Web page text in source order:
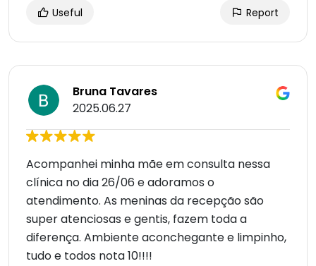
Useful Report
Bruna Tavares
2025.06.27
Acompanhei minha mãe em consulta nessa
clínica no dia 26/06 e adoramos o
atendimento. As meninas da recepção são
super atenciosas e gentis, fazem toda a
diferença. Ambiente aconchegante e limpinho,
tudo e todos nota 10!!!!